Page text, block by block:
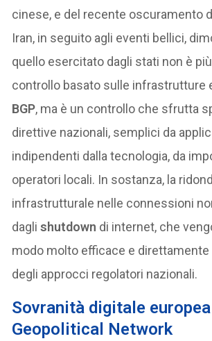
cinese, e del recente oscuramento
Iran, in seguito agli eventi bellici,
quello esercitato dagli stati non è
controllo basato sulle infrastrutture
BGP, ma è un controllo che sfrutta
direttive nazionali, semplici da
indipendenti dalla tecnologia, da
operatori locali. In sostanza, la
infrastrutturale nelle connessioni
daglishutdown di internet, che
modo molto efficace e
degli approcci regolatori nazionali.
Sovranità digitale
Geopolitical Network